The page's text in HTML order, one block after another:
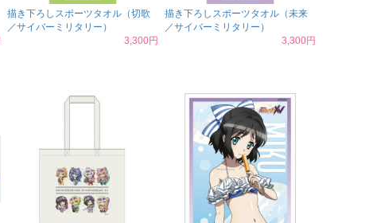
描き下ろしスポーツタオル（切歌
／サイバーミリタリー）
3,300円
描き下ろしスポーツタオル（未来
／サイバーミリタリー）
3,300円